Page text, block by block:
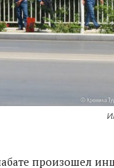
произошел